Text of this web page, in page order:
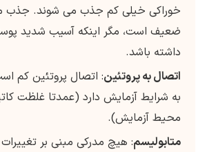
خوراکی خیلی کم جذب می شوند. جذب
ضعیف است، مگر اینکه آسیب شدید
داشته باشد.
اتصال به پروتئین: اتصال پروتئین کم
به شرایط آزمایش دارد (عمدتا غلظت
محیط آزمایش).
متابولیسم: هیچ مدرکی مبنی بر تغییرات